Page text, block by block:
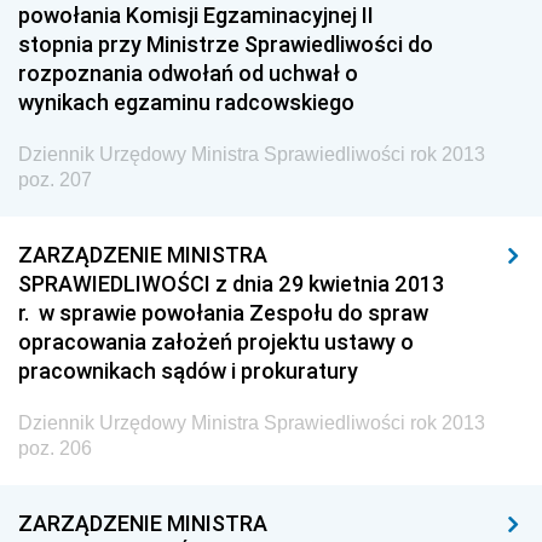
2022
2021
2020
2018
2016
2014
2013
z 31 grudnia 2013 pozycja 335
powołania Komisji Egzaminacyjnej II
stopnia przy Ministrze Sprawiedliwości do
rozpoznania odwołań od uchwał o
wynikach egzaminu radcowskiego
Dziennik Urzędowy Ministra Sprawiedliwości rok 2013
poz. 207
ZARZĄDZENIE MINISTRA
SPRAWIEDLIWOŚCI z dnia 29 kwietnia 2013
r. w sprawie powołania Zespołu do spraw
opracowania założeń projektu ustawy o
pracownikach sądów i prokuratury
Dziennik Urzędowy Ministra Sprawiedliwości rok 2013
poz. 206
ZARZĄDZENIE MINISTRA